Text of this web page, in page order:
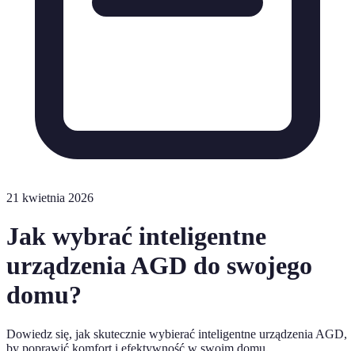
21 kwietnia 2026
Jak wybrać inteligentne
urządzenia AGD do swojego
domu?
Dowiedz się, jak skutecznie wybierać inteligentne urządzenia AGD,
by poprawić komfort i efektywność w swoim domu.